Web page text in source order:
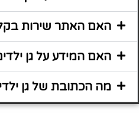
האם האתר שירות
האם המידע על גן
מה הכתובת של גן